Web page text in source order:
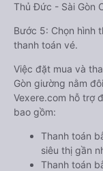
Thủ Đức - Sài Gòn
Bước 5: Chọn hình
thanh toán vé.
Việc đặt mua và
Gòn giường nằm
Vexere.com hỗ trợ
bao gồm:
Thanh toán
siêu thị gần
Thanh toán